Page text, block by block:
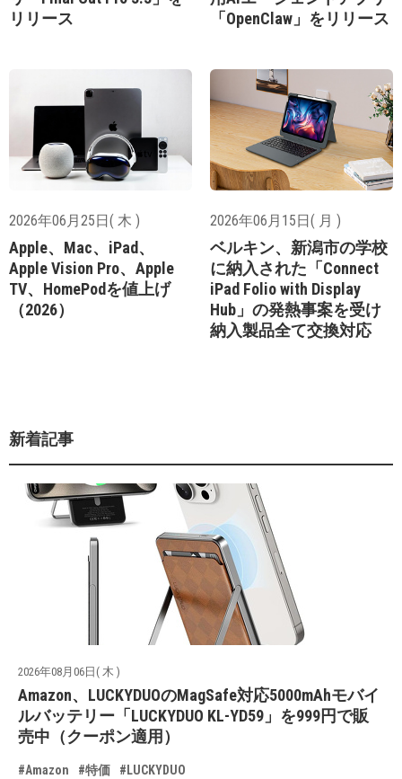
リリース
「OpenClaw」をリリース
2026年06月25日( 木 )
Apple、Mac、iPad、
Apple Vision Pro、Apple
TV、HomePodを値上げ
（2026）
2026年06月15日( 月 )
ベルキン、新潟市の学校
に納入された「Connect
iPad Folio with Display
Hub」の発熱事案を受け
納入製品全て交換対応
新着記事
2026年08月06日( 木 )
Amazon、LUCKYDUOのMagSafe対応5000mAhモバイ
ルバッテリー「LUCKYDUO KL-YD59」を999円で販
売中（クーポン適用）
#Amazon #特価 #LUCKYDUO